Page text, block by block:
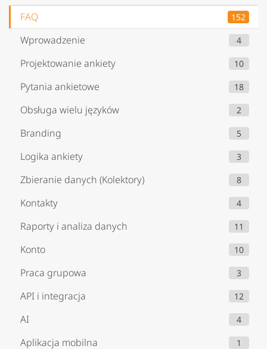
FAQ 152
Wprowadzenie 4
Projektowanie ankiety 10
Pytania ankietowe 18
Obsługa wielu języków 2
Branding 5
Logika ankiety 3
Zbieranie danych (Kolektory) 8
Kontakty 4
Raporty i analiza danych 11
Konto 10
Praca grupowa 3
API i integracja 12
AI 4
Aplikacja mobilna 1